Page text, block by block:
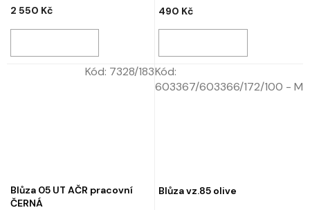
2 550 Kč 490 Kč
Blůza 05 UT AČR pracovní
ČERNÁ
Kód: 7328/183
Blůza vz.85 olive
Kód:
603367/603366/172/100 - M